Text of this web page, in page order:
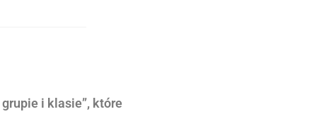
i klasie”, które